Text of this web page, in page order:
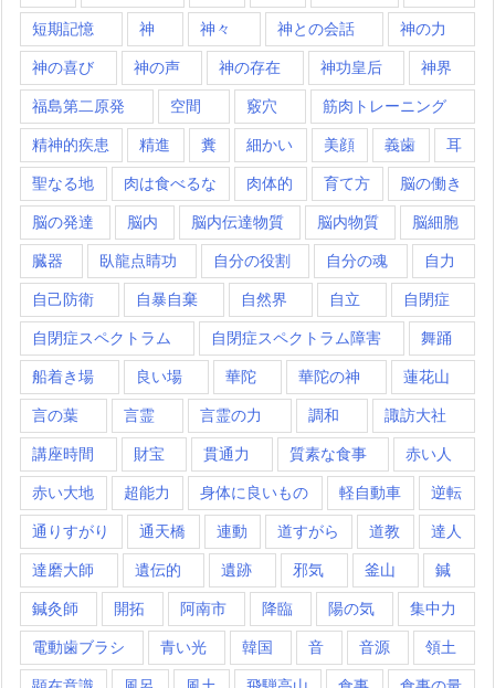
短期記憶 神 神々 神との会話 神の力
神の喜び 神の声 神の存在 神功皇后 神界
福島第二原発 空間 竅穴 筋肉トレーニング
精神的疾患 精進 糞 細かい 美顔 義歯 耳
聖なる地 肉は食べるな 肉体的 育て方 脳の働き
脳の発達 脳内 脳内伝達物質 脳内物質 脳細胞
臓器 臥龍点睛功 自分の役割 自分の魂 自力
自己防衛 自暴自棄 自然界 自立 自閉症
自閉症スペクトラム 自閉症スペクトラム障害 舞踊
船着き場 良い場 華陀 華陀の神 蓮花山
言の葉 言霊 言霊の力 調和 諏訪大社
講座時間 財宝 貫通力 質素な食事 赤い人
赤い大地 超能力 身体に良いもの 軽自動車 逆転
通りすがり 通天橋 連動 道すがら 道教 達人
達磨大師 遺伝的 遺跡 邪気 釜山 鍼
鍼灸師 開拓 阿南市 降臨 陽の気 集中力
電動歯ブラシ 青い光 韓国 音 音源 領土